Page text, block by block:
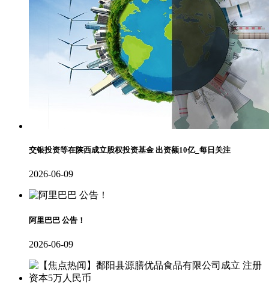
交银投资等在陕西成立股权投资基金 出资额10亿_每日关注
2026-06-09
阿里巴巴 公告！
2026-06-09